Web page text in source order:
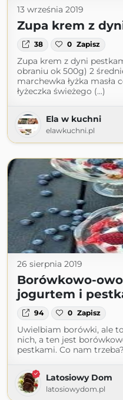
13 września 2019
Zupa krem z
38 0 Zapisz
Zupa krem z dyni
obraniu ok 500g) 2
marchewka łyżka masła
łyżeczka świeżego (...)
Ela w kuchni
elawkuchni.pl
26 sierpnia 2019
Borówkowo-
jogurtem i
94 0 Zapisz
Uwielbiam borówki, ale
nich, a ten jest
pestkami. Co nam
Latosiowy Dom
latosiowydom.pl